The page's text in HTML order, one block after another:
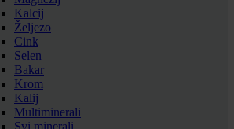
Kalcij
Željezo
Cink
Selen
Bakar
Krom
Kalij
Multiminerali
Svi minerali